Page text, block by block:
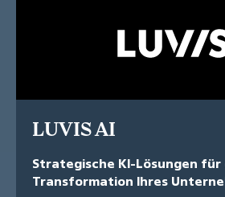
LUVIS AI
Strategische KI-Lösungen für
Transformation Ihres